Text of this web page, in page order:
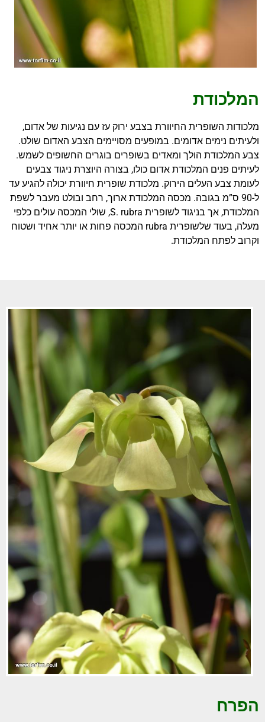
המלכודת
מלכודות השופרית החיוורת בצבע ירוק עז עם נגיעות של אדום,
ולעיתים נימים אדומים. במופעים מסויימים הצבע האדום שולט.
צבע המלכודת הולך ומאדים בשופרים בוגרים החשופים לשמש.
לעיתים פנים המלכודת אדום כולו, בצורה היוצרת ניגוד צבעים
לעומת צבע העלים הירוק. מלכודת שופרית חיוורת יכולה להגיע עד
ל-90 ס”מ בגובה. מכסה המלכודת ארוך, רחב ובולט מעבר לשפת
המלכודת, אך בניגוד לשופרית S. rubra, שולי המכסה עולים כלפי
מעלה, בעוד שלשופרית rubra המכסה פחות או יותר אחיד ושטוח
וקרוב לפתח המלכודת.
הפרח